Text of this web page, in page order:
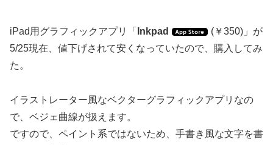
iPad用グラフィックアプリ「 Inkpad
(￥350)」が
5/25現在、値下げされて安くなっていたので、購入してみ
た。
イラストレーター風なベクターグラフィックアプリなの
で、ベジェ曲線が扱えます。
ですので、ペイント系ではないため、手書き風な文字を書